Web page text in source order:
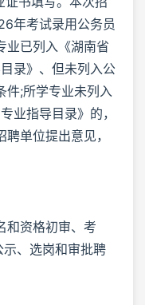
年考试录用公务员
业已列入《湖南省
录》、但未列入公
件;所学专业未列入
业指导目录》的，
单位提出意见，
和资格初审、考
、选岗和审批聘